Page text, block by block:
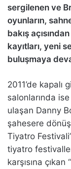
sergilenen ve
oyunların,
bakış
kayıtları, yeni
buluşmaya
2011’de kapalı
salonlarında
ulaşan Danny
şahesere
Tiyatro
tiyatro
karşısına çıkan “